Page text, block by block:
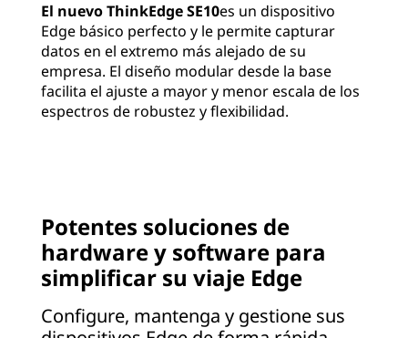
El nuevo ThinkEdge SE10es un dispositivo
Edge básico perfecto y le permite capturar
datos en el extremo más alejado de su
empresa. El diseño modular desde la base
facilita el ajuste a mayor y menor escala de los
espectros de robustez y flexibilidad.
Potentes soluciones de
hardware y software para
simplificar su viaje Edge
Configure, mantenga y gestione sus